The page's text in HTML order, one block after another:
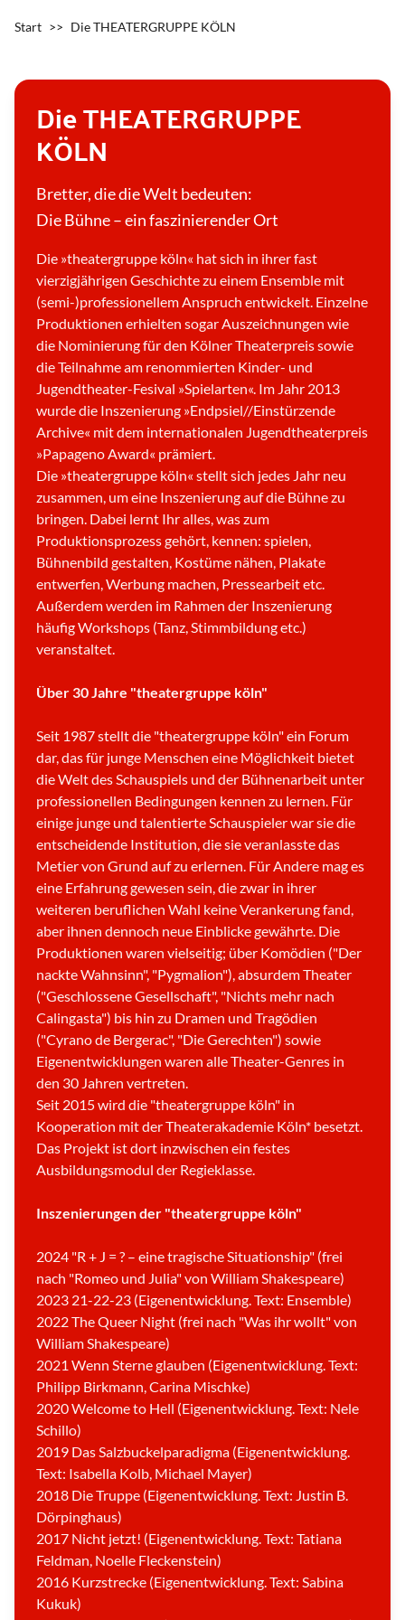
Start >> Die THEATERGRUPPE KÖLN
Die THEATERGRUPPE
KÖLN
Bretter, die die Welt bedeuten:
Die Bühne – ein faszinierender Ort
Die »theatergruppe köln« hat sich in ihrer fast
vierzigjährigen Geschichte zu einem Ensemble mit
(semi-)professionellem Anspruch entwickelt. Einzelne
Produktionen erhielten sogar Auszeichnungen wie
die Nominierung für den Kölner Theaterpreis sowie
die Teilnahme am renommierten Kinder- und
Jugendtheater-Fesival »Spielarten«. Im Jahr 2013
wurde die Inszenierung »Endpsiel//Einstürzende
Archive« mit dem internationalen Jugendtheaterpreis
»Papageno Award« prämiert.
Die »theatergruppe köln« stellt sich jedes Jahr neu
zusammen, um eine Inszenierung auf die Bühne zu
bringen. Dabei lernt Ihr alles, was zum
Produktionsprozess gehört, kennen: spielen,
Bühnenbild gestalten, Kostüme nähen, Plakate
entwerfen, Werbung machen, Pressearbeit etc.
Außerdem werden im Rahmen der Inszenierung
häufig Workshops (Tanz, Stimmbildung etc.)
veranstaltet.
Über 30 Jahre "theatergruppe köln"
Seit 1987 stellt die "theatergruppe köln" ein Forum
dar, das für junge Menschen eine Möglichkeit bietet
die Welt des Schauspiels und der Bühnenarbeit unter
professionellen Bedingungen kennen zu lernen. Für
einige junge und talentierte Schauspieler war sie die
entscheidende Institution, die sie veranlasste das
Metier von Grund auf zu erlernen. Für Andere mag es
eine Erfahrung gewesen sein, die zwar in ihrer
weiteren beruflichen Wahl keine Verankerung fand,
aber ihnen dennoch neue Einblicke gewährte. Die
Produktionen waren vielseitig; über Komödien ("Der
nackte Wahnsinn", "Pygmalion"), absurdem Theater
("Geschlossene Gesellschaft", "Nichts mehr nach
Calingasta") bis hin zu Dramen und Tragödien
("Cyrano de Bergerac", "Die Gerechten") sowie
Eigenentwicklungen waren alle Theater-Genres in
den 30 Jahren vertreten.
Seit 2015 wird die "theatergruppe köln" in
Kooperation mit der Theaterakademie Köln* besetzt.
Das Projekt ist dort inzwischen ein festes
Ausbildungsmodul der Regieklasse.
Inszenierungen der "theatergruppe köln"
2024 "R + J = ? – eine tragische Situationship" (frei
nach "Romeo und Julia" von William Shakespeare)
2023 21-22-23 (Eigenentwicklung. Text: Ensemble)
2022 The Queer Night (frei nach "Was ihr wollt" von
William Shakespeare)
2021 Wenn Sterne glauben (Eigenentwicklung. Text:
Philipp Birkmann, Carina Mischke)
2020 Welcome to Hell (Eigenentwicklung. Text: Nele
Schillo)
2019 Das Salzbuckelparadigma (Eigenentwicklung.
Text: Isabella Kolb, Michael Mayer)
2018 Die Truppe (Eigenentwicklung. Text: Justin B.
Dörpinghaus)
2017 Nicht jetzt! (Eigenentwicklung. Text: Tatiana
Feldman, Noelle Fleckenstein)
2016 Kurzstrecke (Eigenentwicklung. Text: Sabina
Kukuk)